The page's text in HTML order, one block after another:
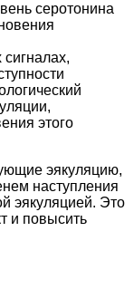
серотонина
этого
эякуляцию,
наступления
эякуляцией. Это
и повысить